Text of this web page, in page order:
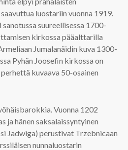
luostariin vuonna 1919.
suureellisessa 1700-
kirkossa pääalttarilla
Jumalanäidin kuva 1300-
Pyhän Joosefin kirkossa on
kuvaava 50-osainen
Vuonna 1202
ja hänen saksalaissyntyinen
Jadwiga) perustivat Trzebnicaan
nunnaluostarin